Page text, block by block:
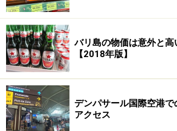
広々としたカンドゥイ・ヴィラズの室内
メンタワイの職人の手によって地
た”ウマ”と呼ばれる伝統建築を踏襲し
バリ島の物価は意外と
【2018年版】
デンパサール国際空港
アクセス